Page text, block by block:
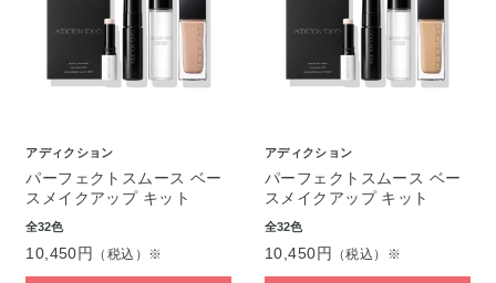
アディクション
パーフェクトスムース ベー
スメイクアップ キット
全32色
10,450円 （税込）※
アディクション
パーフェクトスムース ベー
スメイクアップ キット
全32色
10,450円 （税込）※